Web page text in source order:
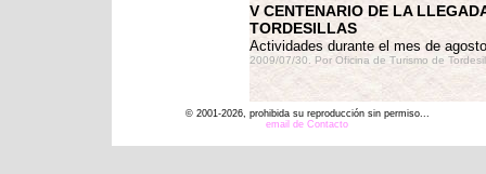
V CENTENARIO DE LA
TORDESILLAS
Actividades durante el mes de agosto
2009/07/30. Por Oficina de Turismo de
© 2001-2026, prohibida su reproducción sin permiso...
email de Contacto